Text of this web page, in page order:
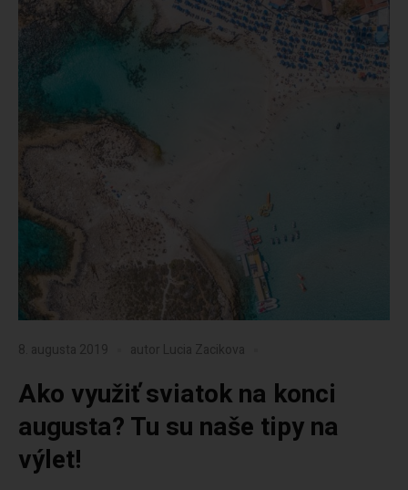
8. augusta 2019 autor Lucia Zacikova
Ako využiť sviatok na konci
augusta? Tu su naše tipy na
výlet!